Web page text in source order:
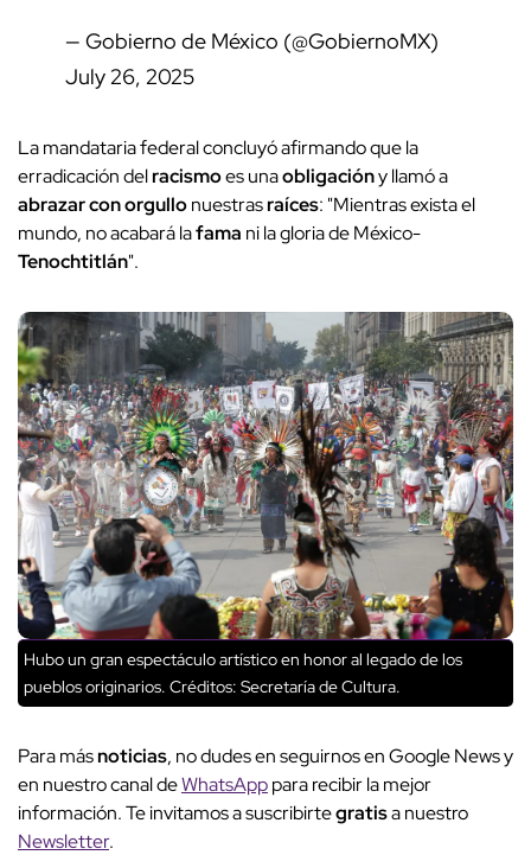
— Gobierno de México (@GobiernoMX)
July 26, 2025
La mandataria federal concluyó afirmando que la
erradicación delracismoes unaobligacióny llamó a
abrazar con orgullonuestrasraíces: "Mientras exista el
mundo, no acabará lafama ni la gloria de México-
Tenochtitlán".
Hubo un gran espectáculo artístico en honor al legado de los
pueblos originarios. Créditos: Secretaría de Cultura.
Para másnoticias, no dudes en seguirnos en Google News y
en nuestro canal deWhatsApppara recibir la mejor
información. Te invitamos a suscribirtegratisa nuestro
Newsletter.